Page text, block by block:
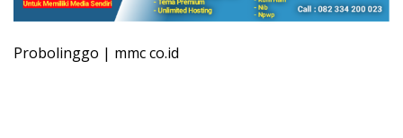
Probolinggo | mmc co.id